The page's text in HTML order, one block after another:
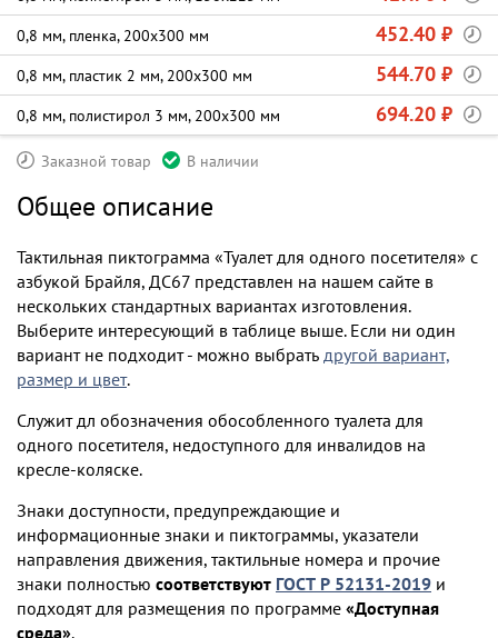
0,8 мм, пленка, 200х300 мм 452.40 ₽
0,8 мм, пластик 2 мм, 200х300 мм 544.70 ₽
0,8 мм, полистирол 3 мм, 200х300 мм 694.20 ₽
Заказной товар В наличии
Общее описание
Тактильная пиктограмма «Туалет для одного посетителя» с
азбукой Брайля, ДС67 представлен на нашем сайте в
нескольких стандартных вариантах изготовления.
Выберите интересующий в таблице выше. Если ни один
вариант не подходит - можно выбрать другой вариант,
размер и цвет.
Служит дл обозначения обособленного туалета для
одного посетителя, недоступного для инвалидов на
кресле-коляске.
Знаки доступности, предупреждающие и
информационные знаки и пиктограммы, указатели
направления движения, тактильные номера и прочие
знаки полностью соответствуют ГОСТ Р 52131-2019 и
подходят для размещения по программе «Доступная
среда».